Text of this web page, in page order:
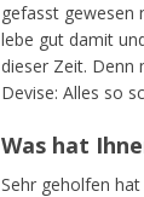
gefasst gewesen
lebe gut damit
dieser Zeit. Denn
Devise: Alles so
Was hat
Sehr geholfen